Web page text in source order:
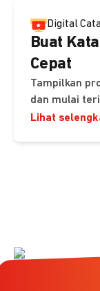
Digital
Buat
Cepat
Tampilkan
dan mulai
Lihat